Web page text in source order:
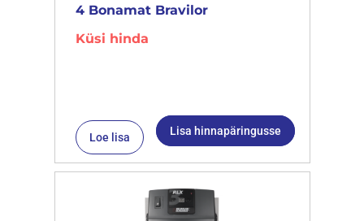
4 Bonamat Bravilor
Küsi hinda
Loe lisa Lisa hinnapäringusse